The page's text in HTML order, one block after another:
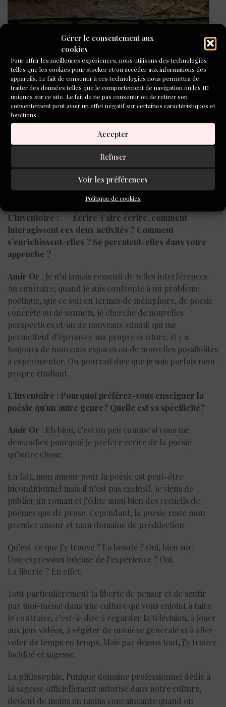
Gérer le consentement aux
cookies
Pour offrir les meilleures expériences, nous utilisons des technologies
telles que les cookies pour stocker et/ou accéder aux informations des
appareils. Le fait de consentir à ces technologies nous permettra de
traiter des données telles que le comportement de navigation ou les ID
uniques sur ce site. Le fait de ne pas consentir ou de retirer son
consentement peut avoir un effet négatif sur certaines caractéristiques et
fonctions.
Accepter
Refuser
Voir les préférences
Politique de cookies
L’Inventoire : Écrire/Faire écrire, comment
interagissent ces deux activités ? Comment
s’enrichissent-elles ? Se percutent-elles dans votre
approche ?
Amir Or : Je n’ai jamais ressenti de telles interférences.
Au contraire, quand je suis confronté à un problème
poétique, que ce soit en termes de métaphore, de poésie
concrète ou de sonnets, je cherche de nouvelles
perspectives et/ou de nouveaux stimuli qui me
permettent d’éprouver ma propre écriture. Il y a
toujours de nouveaux espaces ou de nouvelles possibilités
à expérimenter. On pourrait dire que je suis parfois mon
propre étudiant.
L’Inventoire : Pourquoi préférez-vous enseigner la
poésie qu’un autre genre? Quelle est sa spécificité?
Amir Or : Eh bien, c’est un peu comme si vous me
demandiez pourquoi je préfère écrire de la poésie
qu’autre chose.
En fait, mon amour pour la poésie est peut-être
inconditionnel mais il n’est pas exclusif. Je viens de
publier un roman et j’édite aussi bien des recueils de
poèmes que de prose. Cependant, la poésie reste mon
premier amour et mon domaine de prédilection.
Qu’est-ce que j’y trouve ? La beauté ? Oui, bien sûr.
Une expression intense de l’expérience ? Oui.
La liberté ? En effet.
Tout particulièrement la liberté de penser et de sentir
par moi-même dans une culture qui vous enjoint à faire
le contraire, c’est-à-dire à regarder la télévision, à jouer
aux jeux vidéos, à végéter de manière générale et à aller
voter de temps en temps. Mais par dessus tout, j’y trouve
lucidité et sagesse.
La philosophie, l’unique domaine professionnel dédié à
la sagesse officiellement autorisé dans notre culture,
devient de moins en moins convaincante quand on